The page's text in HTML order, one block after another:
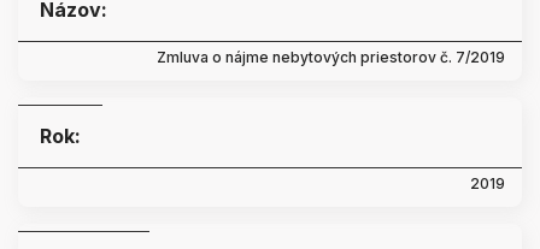
Názov:
Zmluva o nájme nebytových priestorov č. 7/2019
Rok:
2019